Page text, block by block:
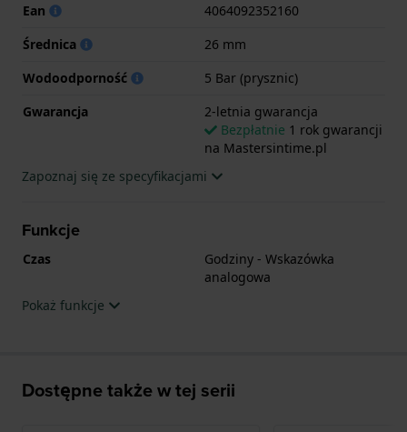
Ean
4064092352160
Średnica
26 mm
Wodoodporność
5 Bar (prysznic)
Gwarancja
2-letnia gwarancja
Bezpłatnie 1 rok gwarancji
na Mastersintime.pl
Zapoznaj się ze specyfikacjami
Funkcje
Czas
Godziny - Wskazówka
analogowa
Pokaż funkcje
Dostępne także w tej serii